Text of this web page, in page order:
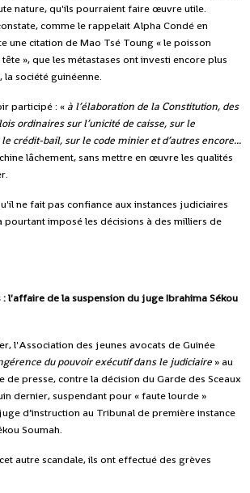
nature, qu'ils pourraient faire œuvre utile.
comme le rappelait Alpha Condé en
une citation de Mao Tsé Toung « le poisson
», que les métastases ont investi encore plus
société guinéenne.
participé : « à l’élaboration de la Constitution, des
ordinaires sur l’unicité de caisse, sur le
crédit-bail, sur le code minier et d’autres encore...
lâchement, sans mettre en œuvre les qualités
ne fait pas confiance aux instances judiciaires
pourtant imposé les décisions à des milliers de
l'affaire de la suspension du juge Ibrahima Sékou
l'Association des jeunes avocats de Guinée
du pouvoir exécutif dans le judiciaire » au
de presse, contre la décision du Garde des Sceaux
dernier, suspendant pour « faute lourde »
d’instruction au Tribunal de première instance
Soumah.
autre scandale, ils ont effectué des grèves